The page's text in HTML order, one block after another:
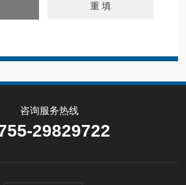
咨询服务热线
29829722